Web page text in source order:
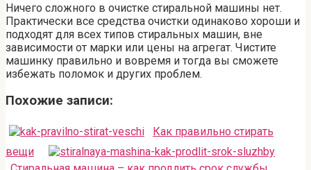
Ничего сложного в очистке стиральной машины нет.
Практически все средства очистки одинаково хороши и
подходят для всех типов стиральных машин, вне
зависимости от марки или цены на агрегат. Чистите
машинку правильно и вовремя и тогда вы сможете
избежать поломок и других проблем.
Похожие записи:
Как правильно стирать
вещи